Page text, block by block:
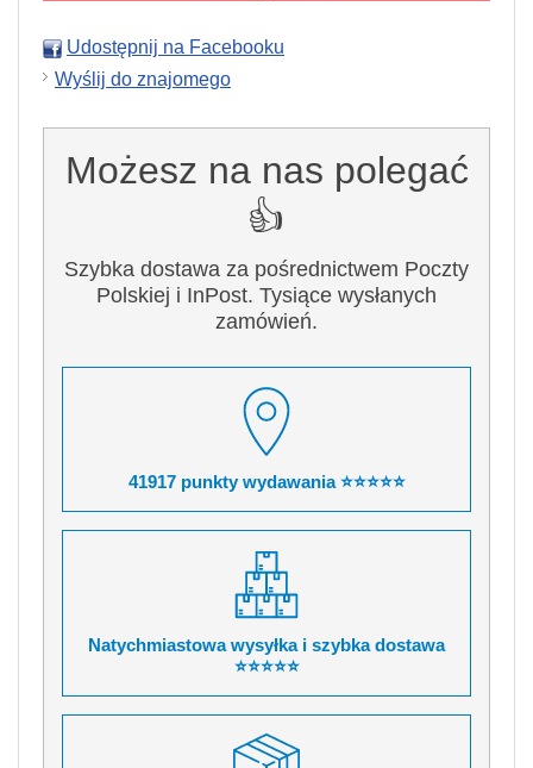
Udostępnij na Facebooku
Wyślij do znajomego
Możesz na nas polegać
👍
Szybka dostawa za pośrednictwem Poczty
Polskiej i InPost. Tysiące wysłanych
zamówień.
41917 punkty wydawania ⭐⭐⭐⭐⭐
Natychmiastowa wysyłka i szybka dostawa
⭐⭐⭐⭐⭐